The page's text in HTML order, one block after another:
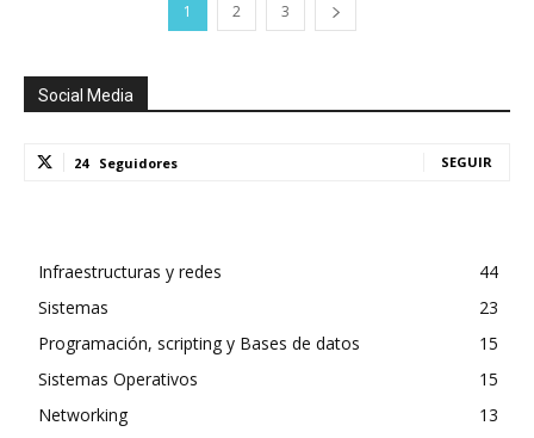
1 2 3
Social Media
24 Seguidores SEGUIR
Infraestructuras y redes
44
Sistemas
23
Programación, scripting y Bases de datos
15
Sistemas Operativos
15
Networking
13